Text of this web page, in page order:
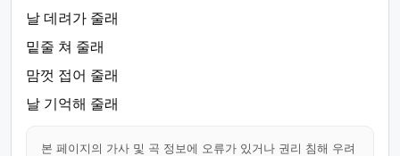
날 데려가 줄래
밑줄 쳐 줄래
맘껏 접어 줄래
날 기억해 줄래
본 페이지의 가사 및 곡 정보에 오류가 있거나 권리 침해 우려